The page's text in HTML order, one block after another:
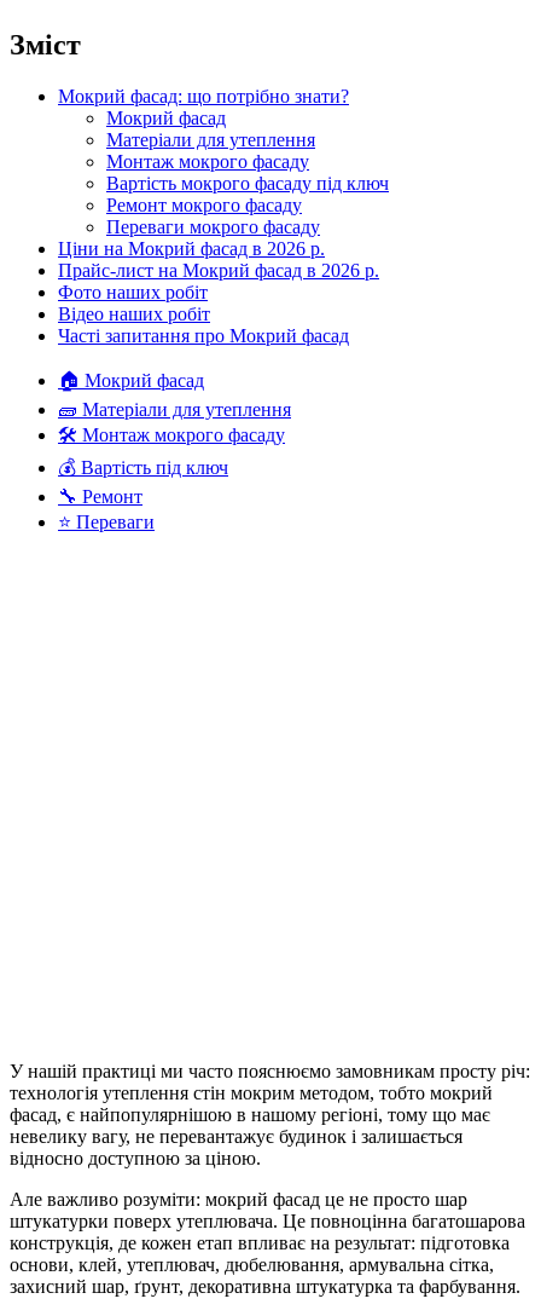
Зміст
Мокрий фасад: що потрібно знати?
Мокрий фасад
Матеріали для утеплення
Монтаж мокрого фасаду
Вартість мокрого фасаду під ключ
Ремонт мокрого фасаду
Переваги мокрого фасаду
Ціни на Мокрий фасад в 2026 р.
Прайс-лист на Мокрий фасад в 2026 р.
Фото наших робіт
Відео наших робіт
Часті запитання про Мокрий фасад
🏠 Мокрий фасад
🧱 Матеріали для утеплення
🛠️ Монтаж мокрого фасаду
💰 Вартість під ключ
🔧 Ремонт
⭐ Переваги
У нашій практиці ми часто пояснюємо замовникам просту річ:
технологія утеплення стін мокрим методом, тобто мокрий
фасад, є найпопулярнішою в нашому регіоні, тому що має
невелику вагу, не перевантажує будинок і залишається
відносно доступною за ціною.
Але важливо розуміти: мокрий фасад це не просто шар
штукатурки поверх утеплювача. Це повноцінна багатошарова
конструкція, де кожен етап впливає на результат: підготовка
основи, клей, утеплювач, дюбелювання, армувальна сітка,
захисний шар, ґрунт, декоративна штукатурка та фарбування.